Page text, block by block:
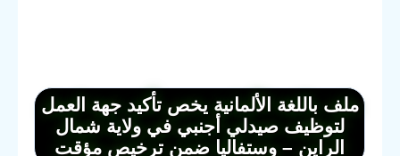
ملف باللغة الألمانية يخص تأكيد جهة العمل
لتوظيف صيدلي أجنبي في ولاية شمال
الراين – وستفاليا ضمن ترخيص مؤقت